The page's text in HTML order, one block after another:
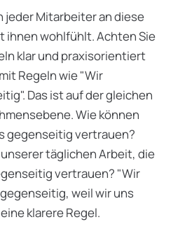
jeder Mitarbeiter an diese
ihnen wohlfühlt. Achten Sie
klar und praxisorientiert
Regeln wie "Wir
Das ist auf der gleichen
Wie können
gegenseitig vertrauen?
täglichen Arbeit, die
vertrauen? "Wir
weil wir uns
klarere Regel.